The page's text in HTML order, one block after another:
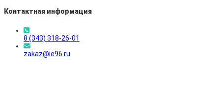
Контактная информация
8 (343) 318-26-01
zakaz@ie96.ru